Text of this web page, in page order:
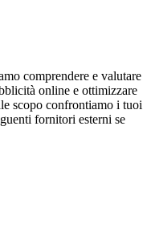
comprendere e valutare
online e ottimizzare
scopo confrontiamo i tuoi
fornitori esterni se